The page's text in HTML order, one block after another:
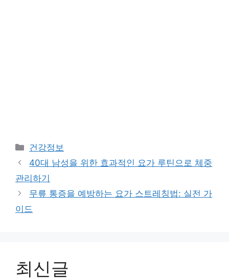
Categories
건강정보
40대 남성을 위한 효과적인 요가 루틴으로 체중
관리하기
무릎 통증을 예방하는 요가 스트레칭법: 실전 가
이드
최신글